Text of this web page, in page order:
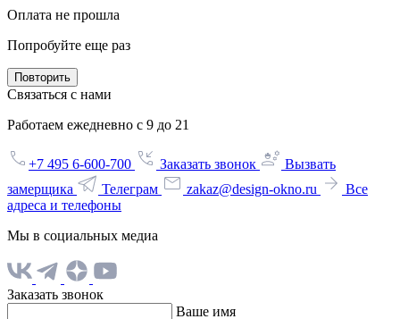
Оплата не прошла
Попробуйте еще раз
Повторить
Связаться с нами
Работаем ежедневно с 9 до 21
+7 495 6-600-700 Заказать звонок
Вызвать
замерщика
Телеграм zakaz@design-okno.ru
Все
адреса и телефоны
Мы в социальных медиа
Заказать звонок
Ваше имя